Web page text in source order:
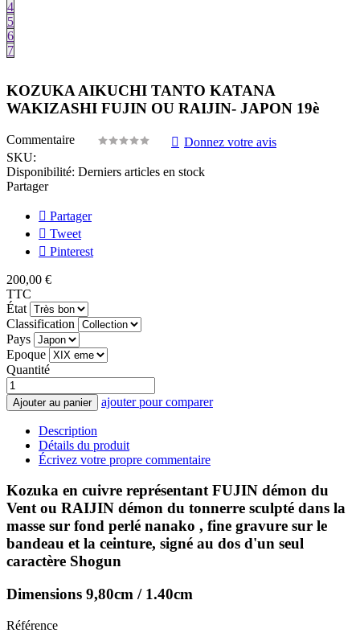
4
5
6
7
KOZUKA AIKUCHI TANTO KATANA
WAKIZASHI FUJIN OU RAIJIN- JAPON 19è
Commentaire
Donnez votre avis
SKU:
Disponibilité: Derniers articles en stock
Partager
Partager
Tweet
Pinterest
200,00 €
TTC
État
Classification
Pays
Epoque
Quantité
Ajouter au panier ajouter pour comparer
Description
Détails du produit
Écrivez votre propre commentaire
Kozuka en cuivre représentant FUJIN démon du
Vent ou RAIJIN démon du tonnerre sculpté dans la
masse sur fond perlé nanako , fine gravure sur le
bandeau et la ceinture, signé au dos d'un seul
caractère Shogun
Dimensions 9,80cm / 1.40cm
Référence